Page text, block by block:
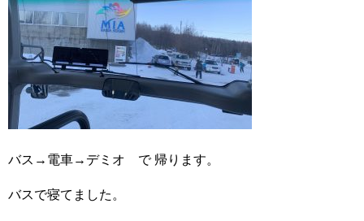
バス→電車→デミオ で 帰ります。
バスで寝てました。